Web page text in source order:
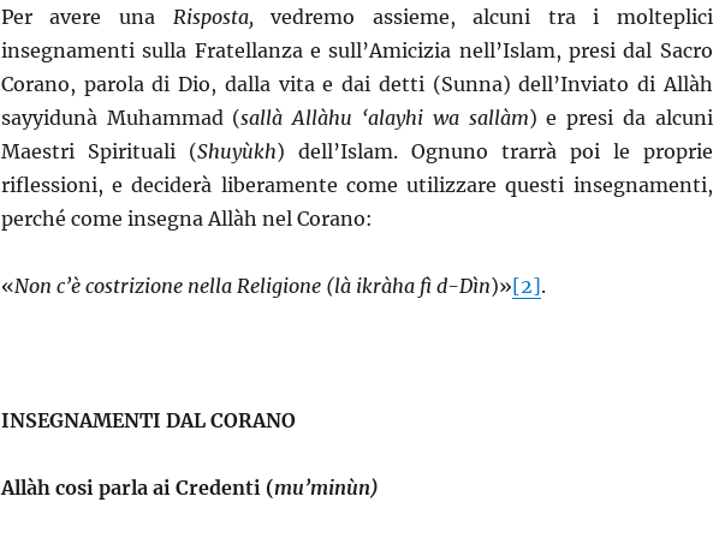
Per avere una Risposta, vedremo assieme, alcuni tra i molteplici
insegnamenti sulla Fratellanza e sull’Amicizia nell’Islam, presi dal Sacro
Corano, parola di Dio, dalla vita e dai detti (Sunna) dell’Inviato di Allàh
sayyidunà Muhammad (sallà Allàhu ‘alayhi wa sallàm) e presi da alcuni
Maestri Spirituali (Shuyùkh) dell’Islam. Ognuno trarrà poi le proprie
riflessioni, e deciderà liberamente come utilizzare questi insegnamenti,
perché come insegna Allàh nel Corano:
«Non c’è costrizione nella Religione (là ikràha fì d-Dìn)»[2].
INSEGNAMENTI DAL CORANO
Allàh cosi parla ai Credenti (mu’minùn)